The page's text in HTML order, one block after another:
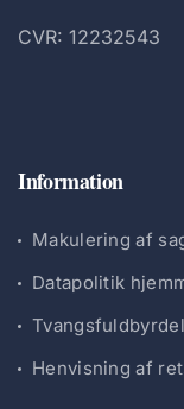
CVR: 12232543
Information
Makulering af
Datapolitik
Henvisning af